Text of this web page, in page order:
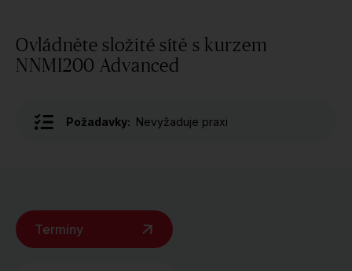
Ovládněte složité sítě s kurzem
NNMI200 Advanced
Požadavky: Nevyžaduje praxi
Termíny